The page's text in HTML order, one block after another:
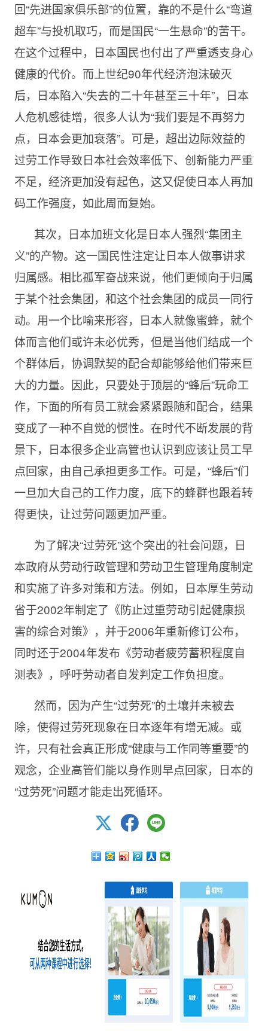
回“先进国家俱乐部”的位置，靠的不是什么“弯道
超车”与投机取巧，而是国民“一生悬命”的苦干。
在这个过程中，日本国民也付出了严重透支身心
健康的代价。而上世纪90年代经济泡沫破灭
后，日本陷入“失去的二十年甚至三十年”，日本
人危机感徒增，很多人认为“我们要是不再努力
点，日本会更加衰落”。可是，超出边际效益的
过劳工作导致日本社会效率低下、创新能力严重
不足，经济更加没有起色，这又促使日本人再加
码工作强度，如此周而复始。
其次，日本加班文化是日本人强烈“集团主
义”的产物。这一国民性注定让日本人做事讲求
归属感。相比孤军奋战来说，他们更倾向于归属
于某个社会集团，和这个社会集团的成员一同行
动。用一个比喻来形容，日本人就像蜜蜂，就个
体而言他们或许未必优秀，但是当他们结成一个
个群体后，协调默契的配合却能够给他们带来巨
大的力量。因此，只要处于顶层的“蜂后”玩命工
作，下面的所有员工就会紧紧跟随和配合，结果
变成了一种不自觉的惯性。在时代不断发展的背
景下，日本很多企业高管也认识到应该让员工早
点回家，由自己承担更多工作。可是，“蜂后”们
一旦加大自己的工作力度，底下的蜂群也跟着转
得更快，让过劳问题更加严重。
为了解决“过劳死”这个突出的社会问题，日
本政府从劳动行政管理和劳动卫生管理角度制定
和实施了许多对策和方法。例如，日本厚生劳动
省于2002年制定了《防止过重劳动引起健康损
害的综合对策》，并于2006年重新修订公布，
同时还于2004年发布《劳动者疲劳蓄积程度自
测表》，呼吁劳动者自发判定工作负担度。
然而，因为产生“过劳死”的土壤并未被去
除，使得过劳死现象在日本逐年有增无减。或
许，只有社会真正形成“健康与工作同等重要”的
观念，企业高管们能以身作则早点回家，日本的
“过劳死”问题才能走出死循环。